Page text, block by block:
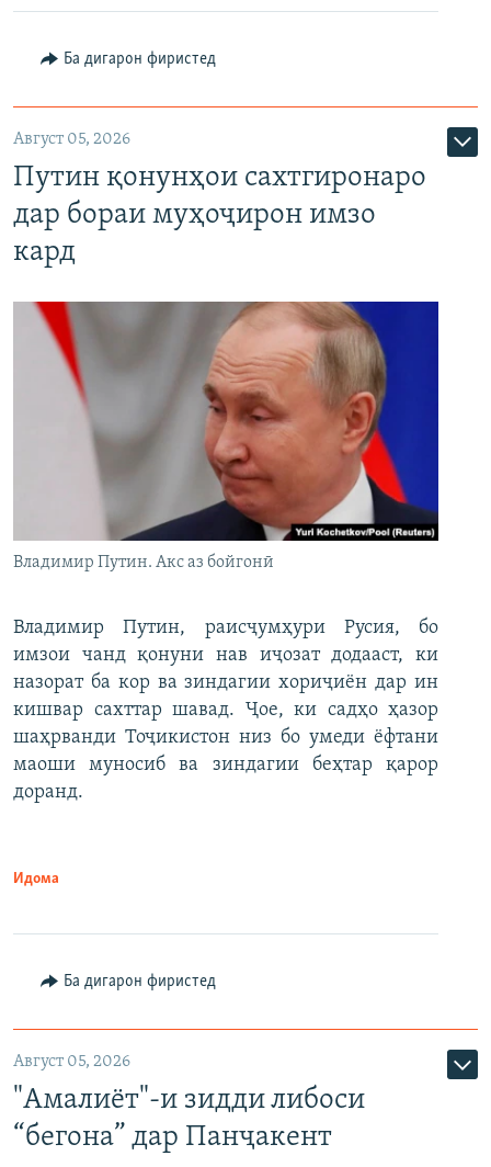
Ба дигарон фиристед
Август 05, 2026
Путин қонунҳои сахтгиронаро
дар бораи муҳоҷирон имзо
кард
Владимир Путин. Акс аз бойгонӣ
Владимир Путин, раисҷумҳури Русия, бо
имзои чанд қонуни нав иҷозат додааст, ки
назорат ба кор ва зиндагии хориҷиён дар ин
кишвар сахттар шавад. Ҷое, ки садҳо ҳазор
шаҳрванди Тоҷикистон низ бо умеди ёфтани
маоши муносиб ва зиндагии беҳтар қарор
доранд.
Идома
Ба дигарон фиристед
Август 05, 2026
"Амалиёт"-и зидди либоси
“бегона” дар Панҷакент